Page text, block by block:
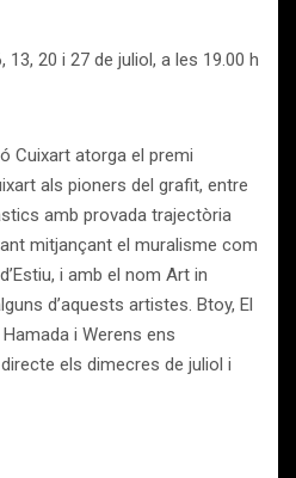
20 i 27 de juliol, a les 19.00 h
Cuixart atorga el premi
als pioners del grafit, entre
amb provada trajectòria
mitjançant el muralisme com
i amb el nom Art in
d’aquests artistes. Btoy, El
i Werens ens
els dimecres de juliol i